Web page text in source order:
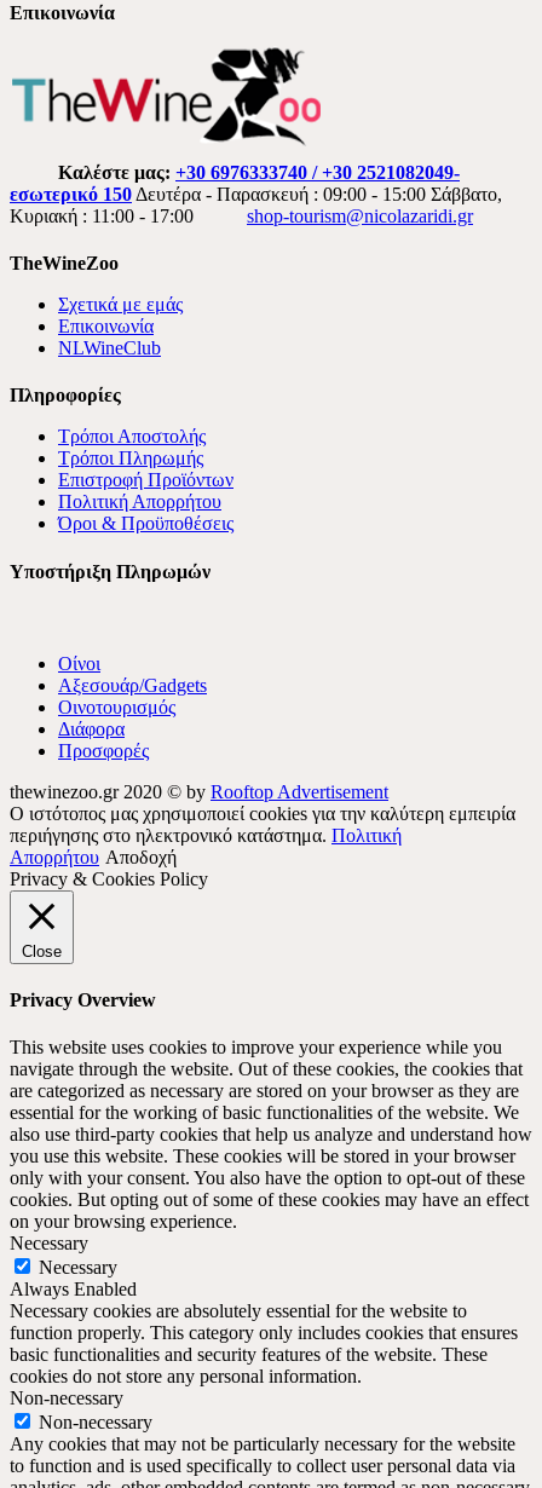
Επικοινωνία
Καλέστε μας: +30 6976333740 / +30 2521082049-
εσωτερικό 150 Δευτέρα - Παρασκευή : 09:00 - 15:00 Σάββατο,
Κυριακή : 11:00 - 17:00
shop-tourism@nicolazaridi.gr
TheWineZoo
Σχετικά με εμάς
Επικοινωνία
NLWineClub
Πληροφορίες
Τρόποι Αποστολής
Τρόποι Πληρωμής
Επιστροφή Προϊόντων
Πολιτική Απορρήτου
Όροι & Προϋποθέσεις
Υποστήριξη Πληρωμών
Οίνοι
Αξεσουάρ/Gadgets
Οινοτουρισμός
Διάφορα
Προσφορές
thewinezoo.gr 2020 © by Rooftop Advertisement
Ο ιστότοπος μας χρησιμοποιεί cookies για την καλύτερη εμπειρία
περιήγησης στο ηλεκτρονικό κατάστημα. Πολιτική
Απορρήτου Αποδοχή
Privacy & Cookies Policy
Close
Privacy Overview
This website uses cookies to improve your experience while you
navigate through the website. Out of these cookies, the cookies that
are categorized as necessary are stored on your browser as they are
essential for the working of basic functionalities of the website. We
also use third-party cookies that help us analyze and understand how
you use this website. These cookies will be stored in your browser
only with your consent. You also have the option to opt-out of these
cookies. But opting out of some of these cookies may have an effect
on your browsing experience.
Necessary
Necessary
Always Enabled
Necessary cookies are absolutely essential for the website to
function properly. This category only includes cookies that ensures
basic functionalities and security features of the website. These
cookies do not store any personal information.
Non-necessary
Non-necessary
Any cookies that may not be particularly necessary for the website
to function and is used specifically to collect user personal data via